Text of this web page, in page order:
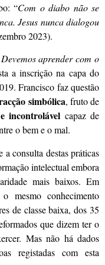
“Com o diabo não se
Jesus nunca dialogou
2023).
aprender com o
a inscrição na capa do
Francisco faz questão
simbólica, fruto de
incontrolávelcapaz de
o bem e o mal.
consulta destas práticas
intelectual embora
mais baixos. Em
mesmo conhecimento
de classe baixa, dos 35
que dizem ter o
Mas não há dados
registadas com esta